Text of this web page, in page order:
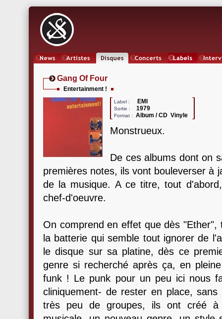
Gang Of Four
Entertainment !
Label : EMI
Sortie : 1979
Format : Album / CD Vinyle
Monstrueux.
De ces albums dont on
premières notes, ils vont bouleverser à
de la musique. A ce titre, tout
chef-d'oeuvre.
On comprend en effet que dès
la batterie qui semble tout ignorer de
le disque sur sa platine, dès ce
genre si recherché après ça, en
funk ! Le punk pour un peu ici nous
cliniquement- de rester en place,
très peu de groupes, ils ont créé à